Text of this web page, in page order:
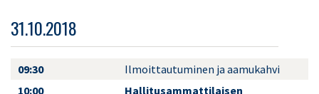
31.10.2018
09:30
Ilmoittautuminen ja aamukahvi
10:00
Hallitusammattilaisen